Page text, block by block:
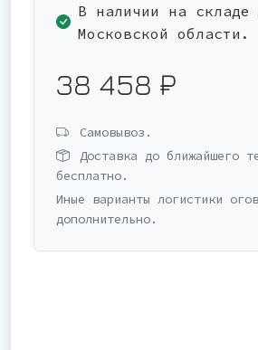
В наличии на складе
Московской области.
38 458 ₽
Самовывоз.
Доставка до ближайшего
бесплатно.
Иные варианты логистики
дополнительно.